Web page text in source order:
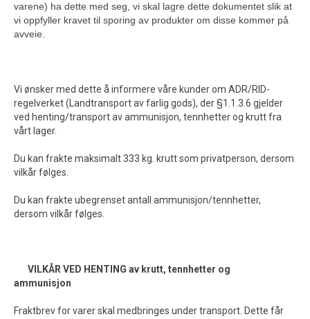
varene) ha dette med seg, vi skal lagre dette dokumentet slik at
vi oppfyller kravet til sporing av produkter om disse kommer på
avveie.
Vi ønsker med dette å informere våre kunder om ADR/RID-
regelverket (Landtransport av farlig gods), der §1.1.3.6 gjelder
ved henting/transport av ammunisjon, tennhetter og krutt fra
vårt lager.
Du kan frakte maksimalt 333 kg. krutt som privatperson, dersom
vilkår følges.
Du kan frakte ubegrenset antall ammunisjon/tennhetter,
dersom vilkår følges.
VILKÅR VED HENTING av krutt, tennhetter og
ammunisjon
Fraktbrev for varer skal medbringes under transport. Dette får